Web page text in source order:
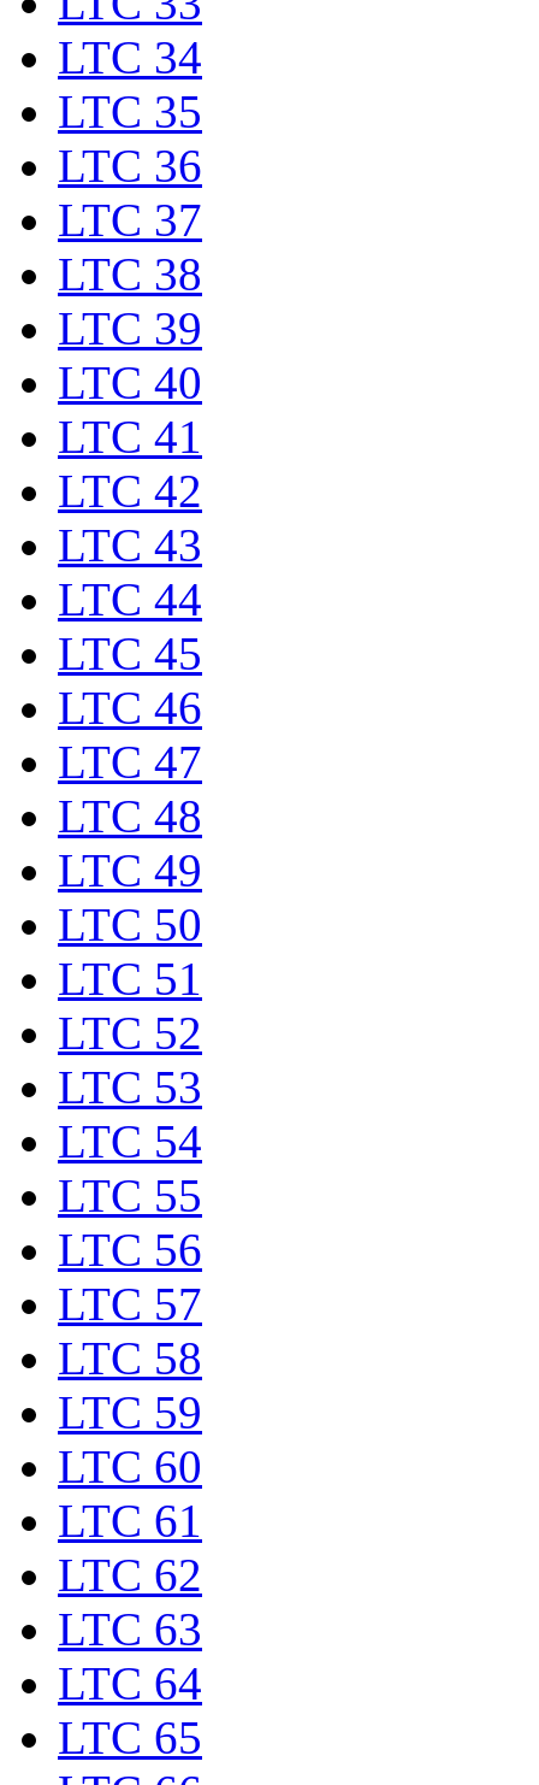
LTC 34
LTC 35
LTC 36
LTC 37
LTC 38
LTC 39
LTC 40
LTC 41
LTC 42
LTC 43
LTC 44
LTC 45
LTC 46
LTC 47
LTC 48
LTC 49
LTC 50
LTC 51
LTC 52
LTC 53
LTC 54
LTC 55
LTC 56
LTC 57
LTC 58
LTC 59
LTC 60
LTC 61
LTC 62
LTC 63
LTC 64
LTC 65